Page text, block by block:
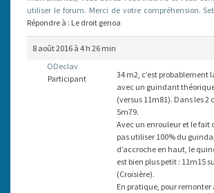
utiliser le forum. Merci de votre compréhension.
Répondre à : Le droit genoa
8 août 2016 à 4 h 26 min
ODeclav
Participant
34 m2, c’est probablement
avec un guindant
(versus 11m81). Dans les 2
5m79.
Avec un enrouleur et le fait
pas utiliser 100% du
d’accroche en haut, le
est bien plus petit : 11m15
(Croisière).
En pratique, pour remonter